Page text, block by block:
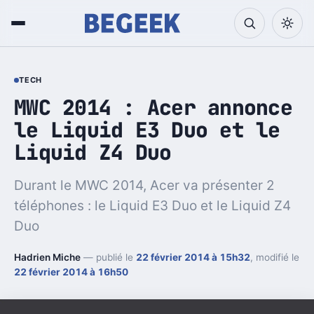
TECH
MWC 2014 : Acer annonce
le Liquid E3 Duo et le
Durant le MWC 2014, Acer va présenter 2
téléphones : le Liquid E3 Duo et le Liquid Z4
Duo
Hadrien Miche — publié le 22 février 2014 à 15h32, modifié le
22 février 2014 à 16h50